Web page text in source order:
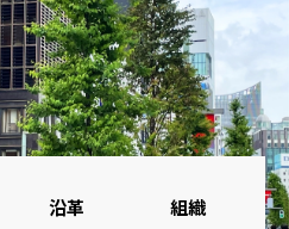
沿革 組織